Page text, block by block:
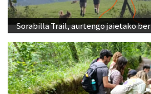
Sorabilla Trail, aurtengo jaietako